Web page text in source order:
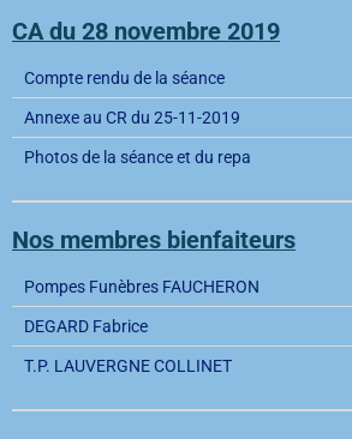
CA du 28 novembre 2019
Compte rendu de la séance
Annexe au CR du 25-11-2019
Photos de la séance et du repa
Nos membres bienfaiteurs
Pompes Funèbres FAUCHERON
DEGARD Fabrice
T.P. LAUVERGNE COLLINET